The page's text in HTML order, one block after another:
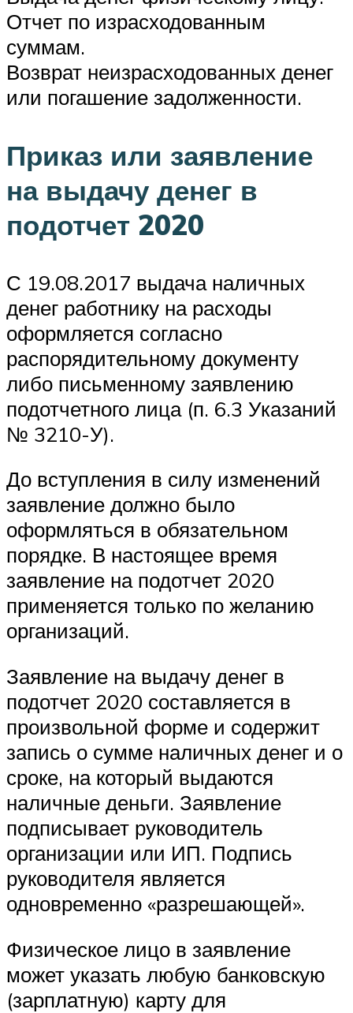
Отчет по израсходованным
суммам.
Возврат неизрасходованных денег
или погашение задолженности.
Приказ или заявление
на выдачу денег в
подотчет 2020
С 19.08.2017 выдача наличных
денег работнику на расходы
оформляется согласно
распорядительному документу
либо письменному заявлению
подотчетного лица (п. 6.3 Указаний
№ 3210-У).
До вступления в силу изменений
заявление должно было
оформляться в обязательном
порядке. В настоящее время
заявление на подотчет 2020
применяется только по желанию
организаций.
Заявление на выдачу денег в
подотчет 2020 составляется в
произвольной форме и содержит
запись о сумме наличных денег и о
сроке, на который выдаются
наличные деньги. Заявление
подписывает руководитель
организации или ИП. Подпись
руководителя является
одновременно «разрешающей».
Физическое лицо в заявление
может указать любую банковскую
(зарплатную) карту для